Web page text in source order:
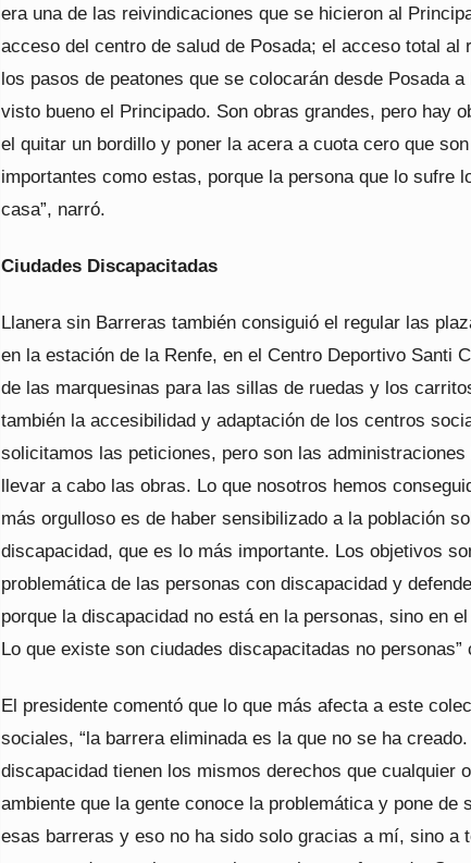
era una de las reivindicaciones que se hicieron al
acceso del centro de salud de Posada; el acceso total al
los pasos de peatones que se colocarán desde Posada
visto bueno el Principado. Son obras grandes, pero hay
el quitar un bordillo y poner la acera a cuota cero que
importantes como estas, porque la persona que lo sufre
casa”, narró.
Ciudades Discapacitadas
Llanera sin Barreras también consiguió el regular las
en la estación de la Renfe, en el Centro Deportivo Santi
de las marquesinas para las sillas de ruedas y los
también la accesibilidad y adaptación de los centros
solicitamos las peticiones, pero son las
llevar a cabo las obras. Lo que nosotros hemos
más orgulloso es de haber sensibilizado a la población
discapacidad, que es lo más importante. Los objetivos
problemática de las personas con discapacidad y
porque la discapacidad no está en la personas, sino en
Lo que existe son ciudades discapacitadas no personas”
El presidente comentó que lo que más afecta a este
sociales, “la barrera eliminada es la que no se ha
discapacidad tienen los mismos derechos que cualquier
ambiente que la gente conoce la problemática y pone de
esas barreras y eso no ha sido solo gracias a mí, sino a